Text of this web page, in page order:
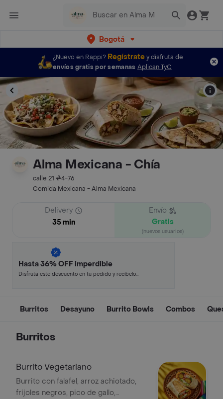
Bogotá
¿Nuevo en Rappi? Regístratey disfruta de
envíos gratis por semanas Aplican TyC
Alma Mexicana - Chía
calle 21 #4-76
Comida Mexicana - Alma Mexicana
Delivery
35 min
Envío
Gratis
(nuevos usuarios)
Hasta 36% OFF imperdible
Disfruta este descuento en tu pedido y recíbelo
Burritos Desayuno Burrito Bowls Combos
Burritos
Burrito Vegetariano
Burrito con falafel, arroz achiotado,
frijoles negros, pico de gallo,